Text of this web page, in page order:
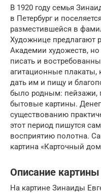
В 1920 году семья
в Петербург и
разместившейся в
Художнице предлагают
Академии художеств, но
писать и
агитационные
дать им и пищу и
было родным: пейзажи,
бытовые картины.
существованию
этот период пишутся
восприятию полотна.
картина «Карточный
Описание картины
На картине Зинаиды